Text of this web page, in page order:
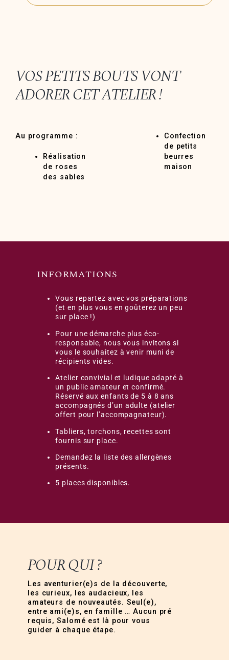
VOS PETITS BOUTS VONT
ADORER CET ATELIER !
Au programme :
Réalisation
de roses
des sables
Confection
de petits
beurres
maison
INFORMATIONS
Vous repartez avec vos préparations
(et en plus vous en goûterez un peu
sur place !)
Pour une démarche plus éco-
responsable, nous vous invitons si
vous le souhaitez à venir muni de
récipients vides.
Atelier convivial et ludique adapté à
un public amateur et confirmé.
Réservé aux enfants de 5 à 8 ans
accompagnés d’un adulte (atelier
offert pour l’accompagnateur).
Tabliers, torchons, recettes sont
fournis sur place.
Demandez la liste des allergènes
présents.
5 places disponibles.
POUR QUI ?
Les aventurier(e)s de la découverte,
les curieux, les audacieux, les
amateurs de nouveautés. Seul(e),
entre ami(e)s, en famille … Aucun pré
requis, Salomé est là pour vous
guider à chaque étape.